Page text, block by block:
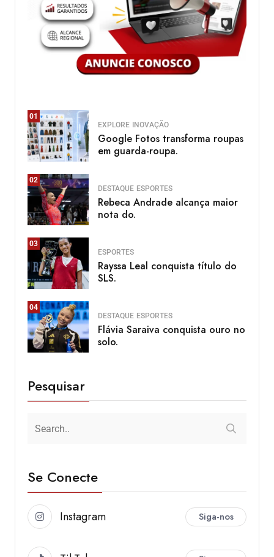
01
EXPLORE INOVAÇÃO
Google Fotos transforma roupas
em guarda-roupa.
02
DESTAQUE ESPORTES
Rebeca Andrade alcança maior
nota do.
03
ESPORTES
Rayssa Leal conquista título do
SLS.
04
DESTAQUE ESPORTES
Flávia Saraiva conquista ouro no
solo.
Pesquisar
Se Conecte
Instagram Siga-nos